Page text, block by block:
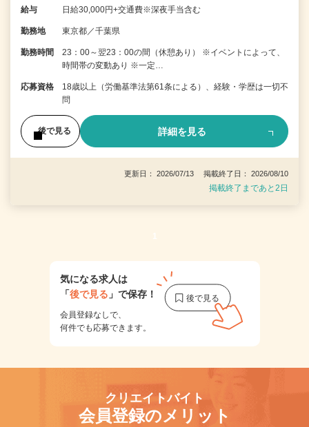
給与 日給30,000円+交通費※深夜手当含む
勤務地 東京都／千葉県
勤務時間
23：00～翌23：00の間（休憩あり） ※イベントによって、
時間帯の変動あり ※一定…
応募資格
18歳以上（労働基準法第61条による）、経験・学歴は一切不
問
後で見る 詳細を見る
更新日： 2026/07/13 掲載終了日： 2026/08/10
掲載終了まであと2日
1
気になる求人は
「後で見る 」で保存！
会員登録なしで、
何件でも応募できます。
クリエイトバイト
会員登録のメリット